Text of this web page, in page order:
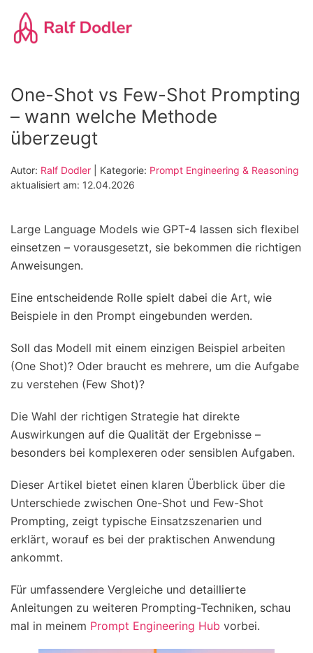
Zum
One-Shot vs Few-Shot Prompting
– wann welche Methode
überzeugt
Autor: Ralf Dodler | Kategorie: Prompt Engineering & Reasoning
aktualisiert am: 12.04.2026
Large Language Models wie GPT-4 lassen sich flexibel
einsetzen – vorausgesetzt, sie bekommen die richtigen
Anweisungen.
Eine entscheidende Rolle spielt dabei die Art, wie
Beispiele in den Prompt eingebunden werden.
Soll das Modell mit einem einzigen Beispiel arbeiten
(One Shot)? Oder braucht es mehrere, um die Aufgabe
zu verstehen (Few Shot)?
Die Wahl der richtigen Strategie hat direkte
Auswirkungen auf die Qualität der Ergebnisse –
besonders bei komplexeren oder sensiblen Aufgaben.
Dieser Artikel bietet einen klaren Überblick über die
Unterschiede zwischen One-Shot und Few-Shot
Prompting, zeigt typische Einsatzszenarien und
erklärt, worauf es bei der praktischen Anwendung
ankommt.
Für umfassendere Vergleiche und detaillierte
Anleitungen zu weiteren Prompting-Techniken, schau
mal in meinem Prompt Engineering Hub vorbei.